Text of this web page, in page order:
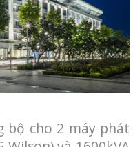
bộ cho 2 máy phát
Wilson) và 1600kVA